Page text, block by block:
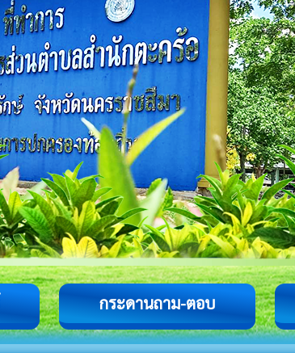
กระดานถาม-ตอบ